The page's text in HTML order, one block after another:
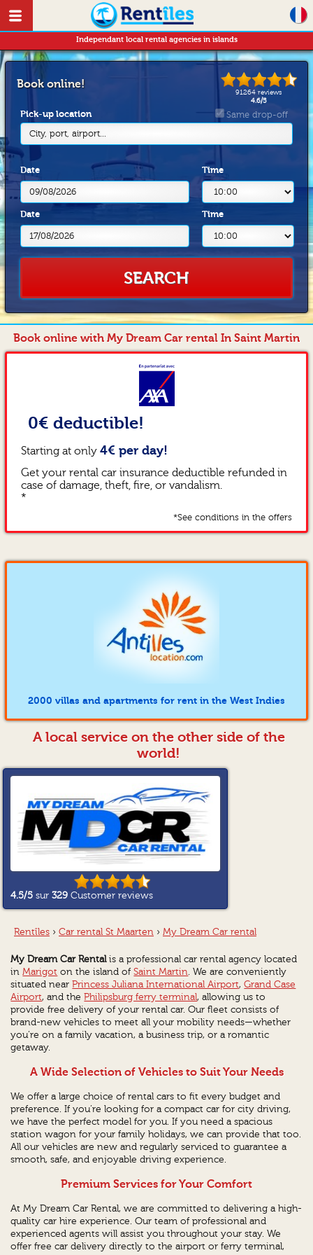
Independant local rental agencies in islands
91264 reviews
4.6/5
Book online!
Pick-up location
City, port, airport...
Same drop-off
Date Time
Date Time
SEARCH
Book online with My Dream Car rental In Saint Martin
0€ deductible!
Starting at only 4€ per day!
Get your rental car insurance deductible refunded in
case of damage, theft, fire, or vandalism.
*
*See conditions in the offers
2000 villas and apartments for rent in the West Indies
A local service on the other side of the
world!
4.5/5 sur329 Customer reviews
Rentîles › Car rental St Maarten › My Dream Car rental
My Dream Car Rentalis a professional car rental agency located
inMarigot on the island ofSaint Martin. We are conveniently
situated nearPrincess Juliana International Airport,Grand Case
Airport, and thePhilipsburg ferry terminal, allowing us to
provide free delivery of your rental car. Our fleet consists of
brand-new vehicles to meet all your mobility needs—whether
you’re on a family vacation, a business trip, or a romantic
getaway.
A Wide Selection of Vehicles to Suit Your Needs
We offer a large choice of rental cars to fit every budget and
preference. If you’re looking for a compact car for city driving,
we have the perfect model for you. If you need a spacious
station wagon for your family holidays, we can provide that too.
All our vehicles are new and regularly serviced to guarantee a
smooth, safe, and enjoyable driving experience.
Premium Services for Your Comfort
At My Dream Car Rental, we are committed to delivering a high-
quality car hire experience. Our team of professional and
experienced agents will assist you throughout your stay. We
offer free car delivery directly to the airport or ferry terminal,